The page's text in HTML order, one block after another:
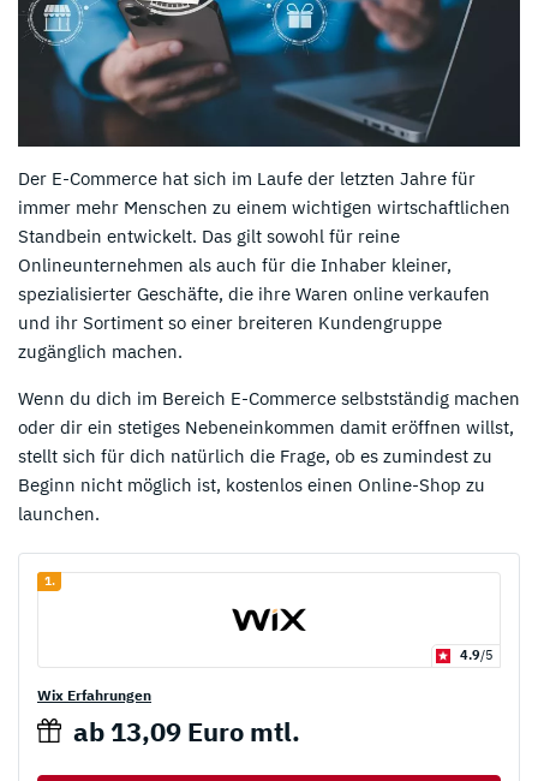
Der E-Commerce hat sich im Laufe der letzten Jahre für
immer mehr Menschen zu einem wichtigen wirtschaftlichen
Standbein entwickelt. Das gilt sowohl für reine
Onlineunternehmen als auch für die Inhaber kleiner,
spezialisierter Geschäfte, die ihre Waren online verkaufen
und ihr Sortiment so einer breiteren Kundengruppe
zugänglich machen.
Wenn du dich im Bereich E-Commerce selbstständig machen
oder dir ein stetiges Nebeneinkommen damit eröffnen willst,
stellt sich für dich natürlich die Frage, ob es zumindest zu
Beginn nicht möglich ist, kostenlos einen Online-Shop zu
launchen.
1.
4.9/5
Wix Erfahrungen
ab 13,09 Euro mtl.